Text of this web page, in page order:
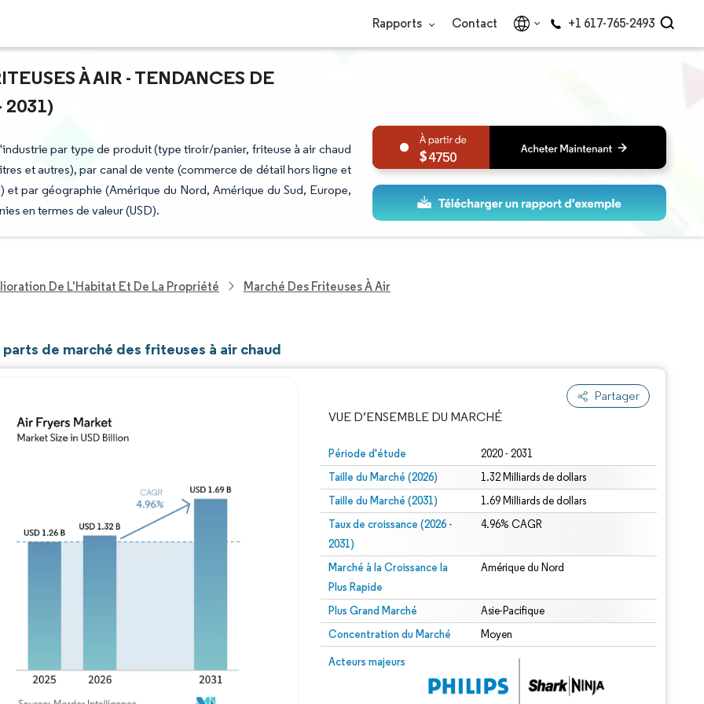
Rapports Contact +1 617-765-2493
À AIR - TENDANCES DE
2031)
par type de produit (type tiroir/panier, friteuse à air chaud
et autres), par canal de vente (commerce de détail hors ligne et
par géographie (Amérique du Nord, Amérique du Sud, Europe,
en termes de valeur (USD).
4750
De L'Habitat Et De La Propriété Marché Des Friteuses À Air
de marché des friteuses à air chaud
Partager
VUE D’ENSEMBLE DU MARCHÉ
Période d'étude 2020 - 2031
Taille du Marché (2026) 1.32 Milliards de dollars
Taille du Marché (2031) 1.69 Milliards de dollars
Taux de croissance (2026 -
2031)
4.96% CAGR
Marché à la Croissance la
Plus Rapide
Amérique du Nord
Plus Grand Marché Asie-Pacifique
Concentration du Marché Moyen
Acteurs majeurs
Image © Mordor Intelligence. La réutilisation nécessite une attribution sous CC BY 4.0.
Image © Mordor Intelligence. La réutilisation nécessite une attribution sous CC BY 4.0.